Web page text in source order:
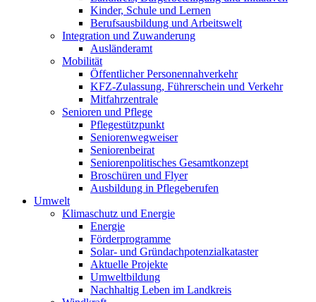
Kinder, Schule und Lernen
Berufsausbildung und Arbeitswelt
Integration und Zuwanderung
Ausländeramt
Mobilität
Öffentlicher Personennahverkehr
KFZ-Zulassung, Führerschein und Verkehr
Mitfahrzentrale
Senioren und Pflege
Pflegestützpunkt
Seniorenwegweiser
Seniorenbeirat
Seniorenpolitisches Gesamtkonzept
Broschüren und Flyer
Ausbildung in Pflegeberufen
Umwelt
Klimaschutz und Energie
Energie
Förderprogramme
Solar- und Gründachpotenzialkataster
Aktuelle Projekte
Umweltbildung
Nachhaltig Leben im Landkreis